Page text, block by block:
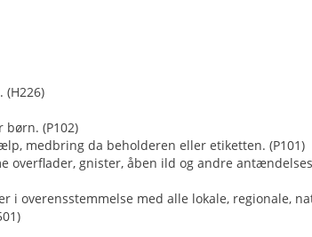
(H226)
(P102)
medbring da beholderen eller etiketten. (P101)
overflader, gnister, åben ild og andre
i overensstemmelse med alle lokale, regionale,